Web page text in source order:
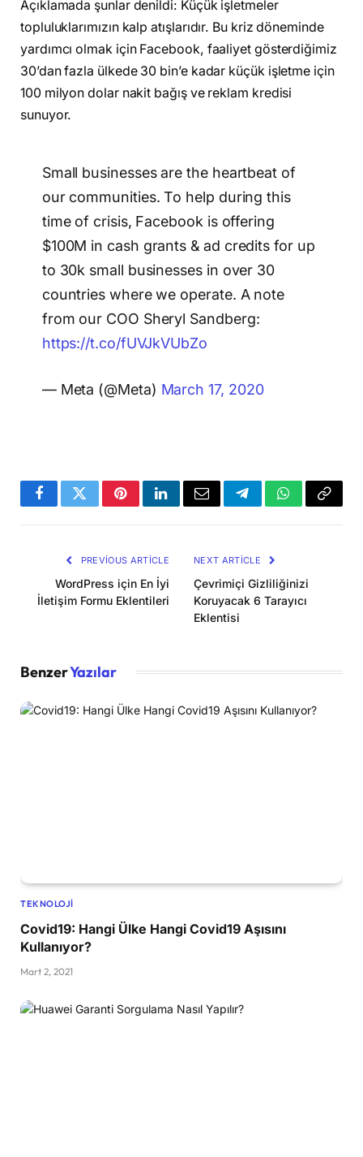
Açıklamada şunlar denildi: Küçük işletmeler
topluluklarımızın kalp atışlarıdır. Bu kriz döneminde
yardımcı olmak için Facebook, faaliyet gösterdiğimiz
30’dan fazla ülkede 30 bin’e kadar küçük işletme için
100 milyon dolar nakit bağış ve reklam kredisi
sunuyor.
Small businesses are the heartbeat of
our communities. To help during this
time of crisis, Facebook is offering
$100M in cash grants & ad credits for up
to 30k small businesses in over 30
countries where we operate. A note
from our COO Sheryl Sandberg:
https://t.co/fUVJkVUbZo
— Meta (@Meta) March 17, 2020
FacebookTwitterPinterestLinkedInEmail TelegramWhatsApp
Copy
PREVIOUS ARTICLE
WordPress için En İyi
İletişim Formu Eklentileri
NEXT ARTICLE
Çevrimiçi Gizliliğinizi
Koruyacak 6 Tarayıcı
Eklentisi
BenzerYazılar
TEKNOLOJI
Covid19: Hangi Ülke Hangi Covid19 Aşısını
Kullanıyor?
Mart 2, 2021